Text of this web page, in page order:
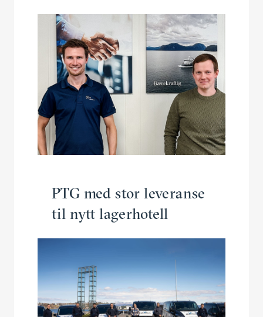
PTG med stor leveranse
til nytt lagerhotell